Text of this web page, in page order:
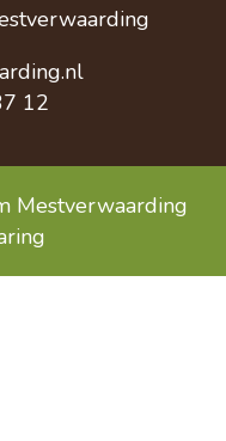
12
Mestverwaarding